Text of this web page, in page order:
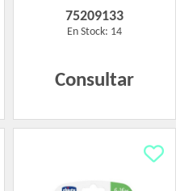
75209133
En Stock: 14
Consultar